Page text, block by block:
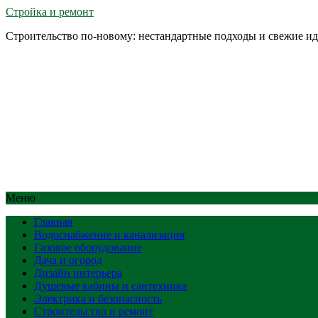
Стройка и ремонт
Строительство по-новому: нестандартные подходы и свежие
Меню
Главная
Водоснабжение и канализация
Газовое оборудование
Дача и огород
Дизайн интерьера
Душевые кабины и сантехника
Электрика и безопасность
Строительство и ремонт